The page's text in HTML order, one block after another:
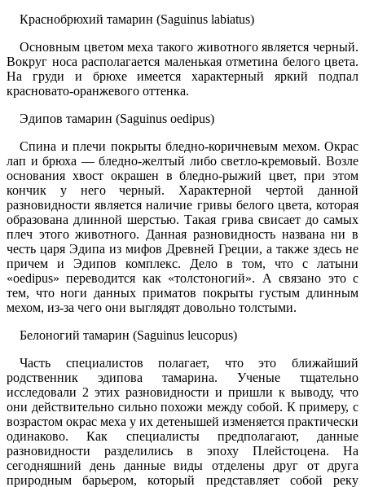
Краснобрюхий тамарин (Saguinus labiatus)
Основным цветом меха такого животного является черный.
Вокруг носа располагается маленькая отметина белого цвета.
На груди и брюхе имеется характерный яркий подпал
красновато-оранжевого оттенка.
Эдипов тамарин (Saguinus oedipus)
Спина и плечи покрыты бледно-коричневым мехом. Окрас
лап и брюха — бледно-желтый либо светло-кремовый. Возле
основания хвост окрашен в бледно-рыжий цвет, при этом
кончик у него черный. Характерной чертой данной
разновидности является наличие гривы белого цвета, которая
образована длинной шерстью. Такая грива свисает до самых
плеч этого животного. Данная разновидность названа ни в
честь царя Эдипа из мифов Древней Греции, а также здесь не
причем и Эдипов комплекс. Дело в том, что с латыни
«oedipus» переводится как «толстоногий». А связано это с
тем, что ноги данных приматов покрыты густым длинным
мехом, из-за чего они выглядят довольно толстыми.
Белоногий тамарин (Saguinus leucopus)
Часть специалистов полагает, что это ближайший
родственник эдипова тамарина. Ученые тщательно
исследовали 2 этих разновидности и пришли к выводу, что
они действительно сильно похожи между собой. К примеру, с
возрастом окрас меха у их детенышей изменяется практически
одинаково. Как специалисты предполагают, данные
разновидности разделились в эпоху Плейстоцена. На
сегодняшний день данные виды отделены друг от друга
природным барьером, который представляет собой реку